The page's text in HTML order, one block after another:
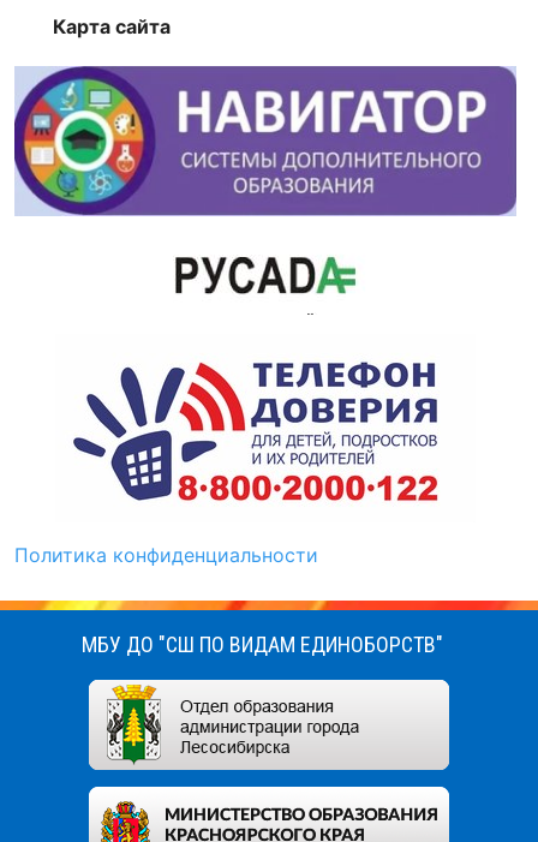
Карта сайта
Политика конфиденциальности
МБУ ДО "СШ ПО ВИДАМ ЕДИНОБОРСТВ"